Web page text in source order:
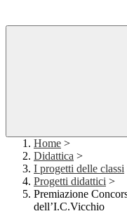
Home >
Didattica >
I progetti delle classi
Progetti didattici >
Premiazione
dell’I.C.Vicchio